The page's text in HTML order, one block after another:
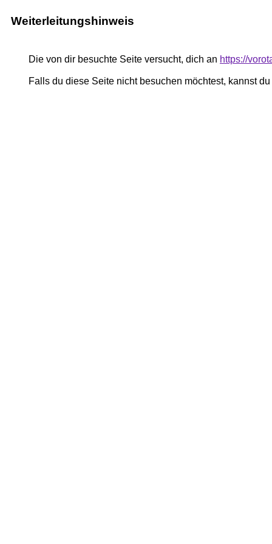
Weiterleitungshinweis
Die von dir besuchte Seite versucht, dich an https://
Falls du diese Seite nicht besuchen möchtest, kannst du